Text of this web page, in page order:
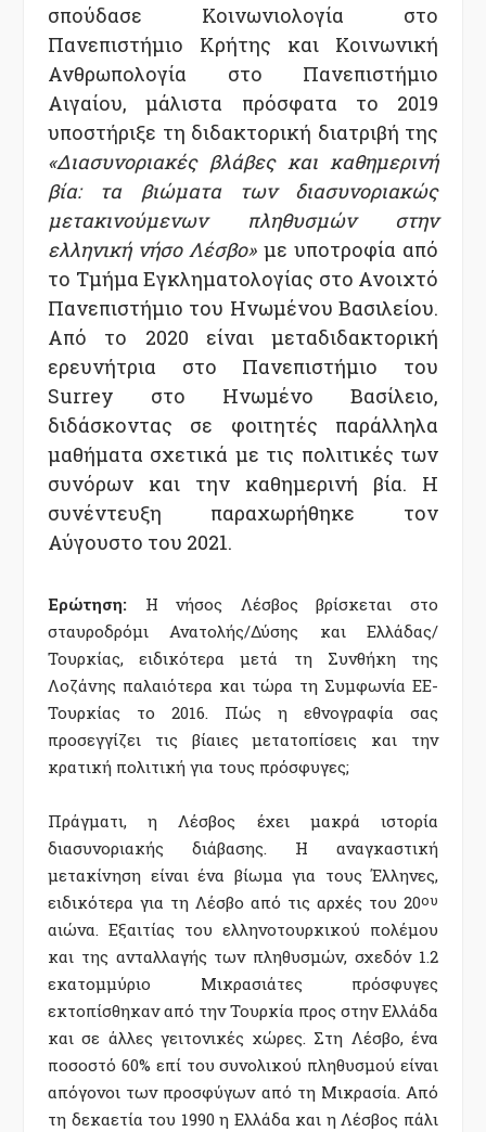
σπούδασε Κοινωνιολογία στο
Πανεπιστήμιο Κρήτης και Κοινωνική
Ανθρωπολογία στο Πανεπιστήμιο
Αιγαίου, μάλιστα πρόσφατα το 2019
υποστήριξε τη διδακτορική διατριβή της
«Διασυνοριακές βλάβες και καθημερινή
βία: τα βιώματα των διασυνοριακώς
μετακινούμενων πληθυσμών στην
ελληνική νήσο Λέσβο» με υποτροφία από
το Τμήμα Εγκληματολογίας στο Ανοιχτό
Πανεπιστήμιο του Ηνωμένου Βασιλείου.
Από το 2020 είναι μεταδιδακτορική
ερευνήτρια στο Πανεπιστήμιο του
Surrey στο Ηνωμένο Βασίλειο,
διδάσκοντας σε φοιτητές παράλληλα
μαθήματα σχετικά με τις πολιτικές των
συνόρων και την καθημερινή βία. Η
συνέντευξη παραχωρήθηκε τον
Αύγουστο του 2021.
Ερώτηση: Η νήσος Λέσβος βρίσκεται στο
σταυροδρόμι Ανατολής/Δύσης και Ελλάδας/
Τουρκίας, ειδικότερα μετά τη Συνθήκη της
Λοζάνης παλαιότερα και τώρα τη Συμφωνία ΕΕ-
Τουρκίας το 2016. Πώς η εθνογραφία σας
προσεγγίζει τις βίαιες μετατοπίσεις και την
κρατική πολιτική για τους πρόσφυγες;
Πράγματι, η Λέσβος έχει μακρά ιστορία
διασυνοριακής διάβασης. Η αναγκαστική
μετακίνηση είναι ένα βίωμα για τους Έλληνες,
ειδικότερα για τη Λέσβο από τις αρχές του 20ου
αιώνα. Εξαιτίας του ελληνοτουρκικού πολέμου
και της ανταλλαγής των πληθυσμών, σχεδόν 1.2
εκατομμύριο Μικρασιάτες πρόσφυγες
εκτοπίσθηκαν από την Τουρκία προς στην Ελλάδα
και σε άλλες γειτονικές χώρες. Στη Λέσβο, ένα
ποσοστό 60% επί του συνολικού πληθυσμού είναι
απόγονοι των προσφύγων από τη Μικρασία. Από
τη δεκαετία του 1990 η Ελλάδα και η Λέσβος πάλι